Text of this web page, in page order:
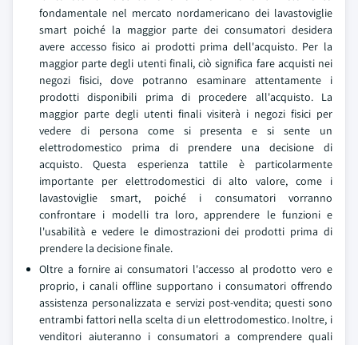
fondamentale nel mercato nordamericano dei lavastoviglie
smart poiché la maggior parte dei consumatori desidera
avere accesso fisico ai prodotti prima dell'acquisto. Per la
maggior parte degli utenti finali, ciò significa fare acquisti nei
negozi fisici, dove potranno esaminare attentamente i
prodotti disponibili prima di procedere all'acquisto. La
maggior parte degli utenti finali visiterà i negozi fisici per
vedere di persona come si presenta e si sente un
elettrodomestico prima di prendere una decisione di
acquisto. Questa esperienza tattile è particolarmente
importante per elettrodomestici di alto valore, come i
lavastoviglie smart, poiché i consumatori vorranno
confrontare i modelli tra loro, apprendere le funzioni e
l'usabilità e vedere le dimostrazioni dei prodotti prima di
prendere la decisione finale.
Oltre a fornire ai consumatori l'accesso al prodotto vero e
proprio, i canali offline supportano i consumatori offrendo
assistenza personalizzata e servizi post-vendita; questi sono
entrambi fattori nella scelta di un elettrodomestico. Inoltre, i
venditori aiuteranno i consumatori a comprendere quali